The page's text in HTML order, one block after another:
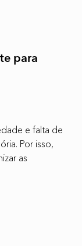
para
e falta de
Por isso,
as